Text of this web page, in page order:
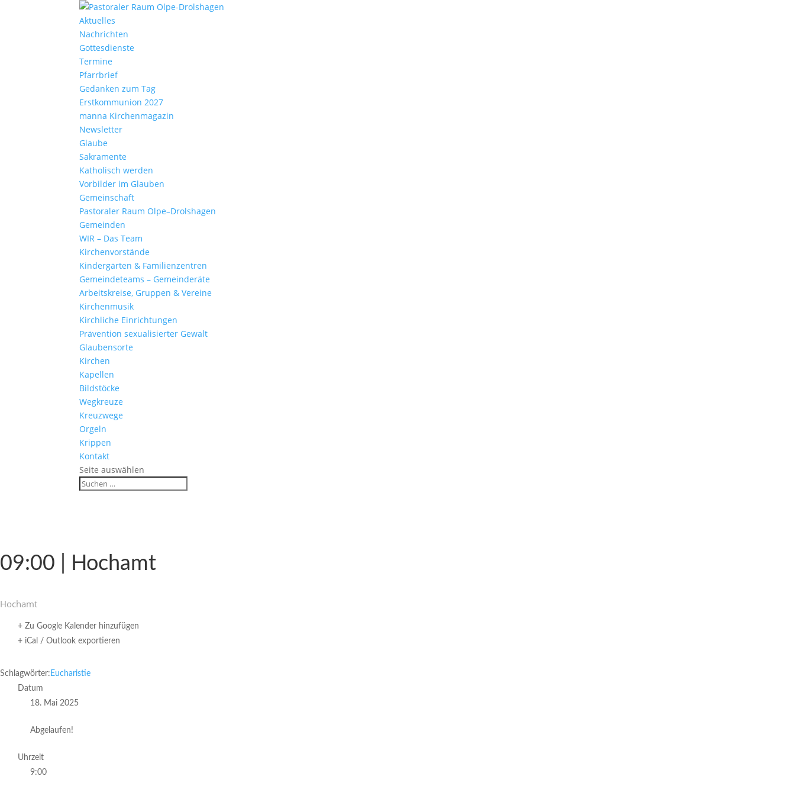
Aktu­elles
Nach­richten
Gottes­dienste
Termine
Pfarr­brief
Gedanken zum Tag
Erst­kom­mu­nion 2027
manna Kirchen­ma­gazin
News­letter
Glaube
Sakra­mente
Katho­lisch werden
Vorbilder im Glauben
Gemein­schaft
Pasto­raler Raum Olpe–Drolshagen
Gemeinden
WIR – Das Team
Kirchen­vor­stände
Kinder­gärten & Familienzentren
Gemein­de­teams – Gemeinderäte
Arbeits­kreise, Gruppen & Vereine
Kirchen­musik
Kirch­liche Einrichtungen
Präven­tion sexua­li­sierter Gewalt
Glau­ben­s­orte
Kirchen
Kapellen
Bild­stöcke
Wegkreuze
Kreuz­wege
Orgeln
Krippen
Kontakt
Seite auswählen
09:00 | Hochamt
Hochamt
+ Zu Google Kalender hinzufügen
+ iCal / Outlook exportieren
Schlagwörter: Eucharistie
Datum
18. Mai 2025
Abgelaufen!
Uhrzeit
9:00